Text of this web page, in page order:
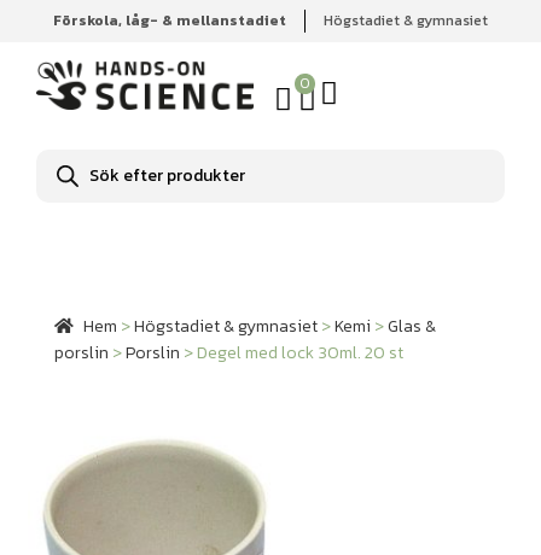
Förskola, låg- & mellanstadiet Högstadiet & gymnasiet
0
Produktsökning
Hem Högstadiet & gymnasiet Kemi
Glas & porslin
Porslin
Degel med lock 30ml. 20 st
Hem >Högstadiet & gymnasiet>Kemi >Glas &
porslin >Porslin >Degel med lock 30ml. 20 st